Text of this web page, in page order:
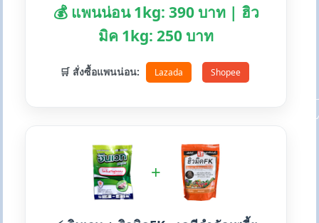
💰 แพนน่อน 1kg: 390 บาท | ฮิว
มิค 1kg: 250 บาท
🛒 สั่งซื้อแพนน่อน: Lazada Shopee
+